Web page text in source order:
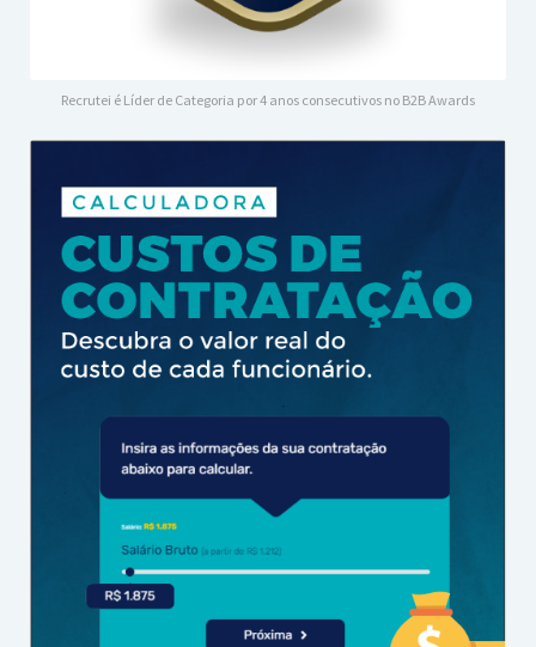
Recrutei é Líder de Categoria por 4 anos consecutivos no B2B Awards